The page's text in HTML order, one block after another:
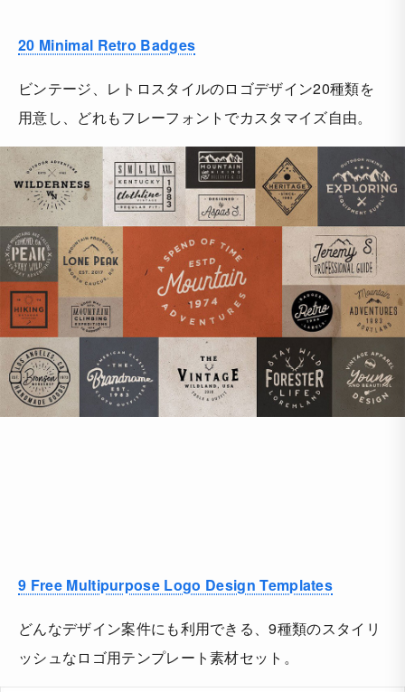
20 Minimal Retro Badges
ビンテージ、レトロスタイルのロゴデザイン20種類を
用意し、どれもフレーフォントでカスタマイズ自由。
9 Free Multipurpose Logo Design Templates
どんなデザイン案件にも利用できる、9種類のスタイリ
ッシュなロゴ用テンプレート素材セット。